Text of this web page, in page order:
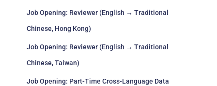
Job Opening: Reviewer (English → Traditional
Chinese, Hong Kong)
Job Opening: Reviewer (English → Traditional
Chinese, Taiwan)
Job Opening: Part-Time Cross-Language Data